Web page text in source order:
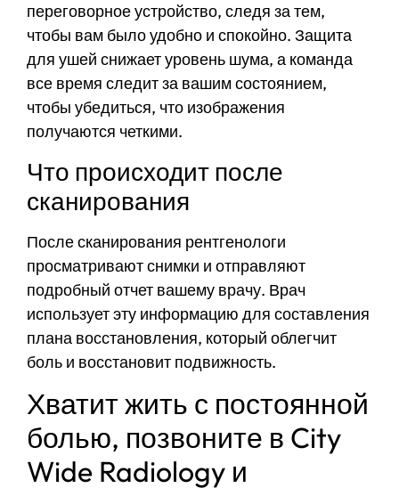
переговорное устройство, следя за тем,
чтобы вам было удобно и спокойно. Защита
для ушей снижает уровень шума, а команда
все время следит за вашим состоянием,
чтобы убедиться, что изображения
получаются четкими.
Что происходит после
сканирования
После сканирования рентгенологи
просматривают снимки и отправляют
подробный отчет вашему врачу. Врач
использует эту информацию для составления
плана восстановления, который облегчит
боль и восстановит подвижность.
Хватит жить с постоянной
болью, позвоните в City
Wide Radiology и